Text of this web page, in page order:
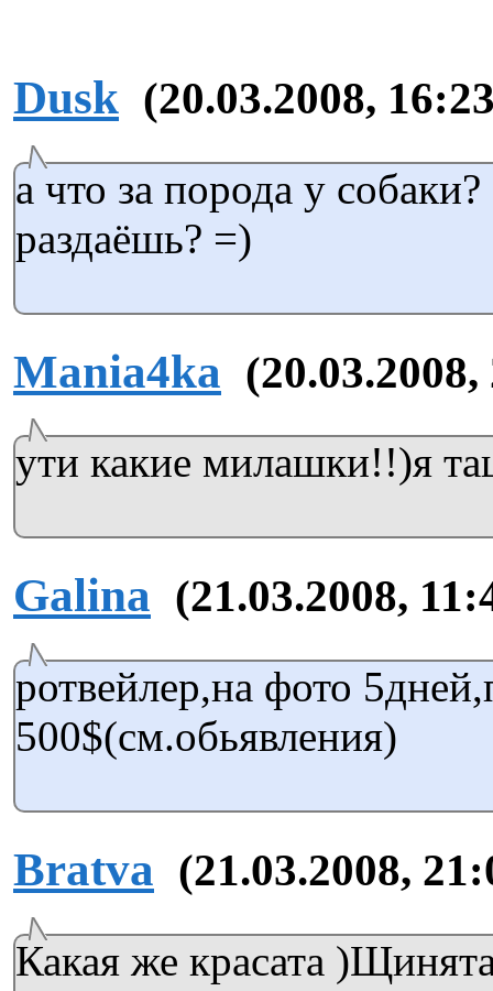
Dusk (20.03.2008,
а что за порода у
раздаёшь? =)
Mania4ka
ути какие милашки!!)я
Galina (21.03.2008,
ротвейлер,на фото
500$(см.обьявления)
Bratva (21.03.2008,
Какая же красата